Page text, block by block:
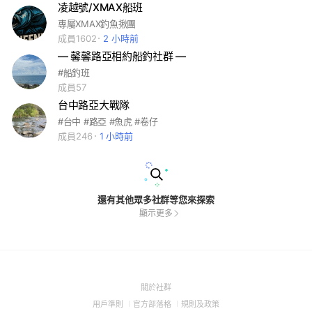
凌越號/XMAX船班
專屬XMAX釣魚揪團
成員1602
2 小時前
— 馨馨路亞相約船釣社群 —
#船釣班
成員57
台中路亞大戰隊
#台中 #路亞 #魚虎 #卷仔
成員246
1 小時前
還有其他眾多社群等您來探索
顯示更多
關於社群(Open
用戶準則 (Open
官方部落格 (Open
規則及政策(Open